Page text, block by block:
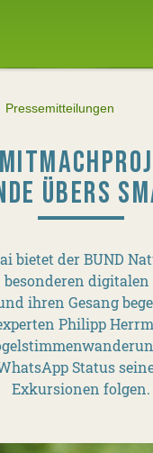
Pressemitteilungen
ÜBERS
bietet der BUND
digitalen
ihren Gesang
Philipp
Status
Exkursionen folgen.